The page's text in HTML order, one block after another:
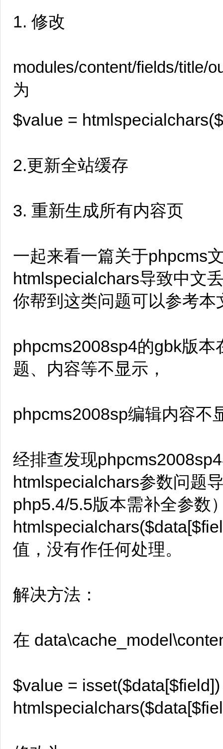
1. 修改
modules/content/fields/title/
为
$value =
2.更新全站缓存
3. 重新生成所有内容页
一起来看一篇关于phpcms
htmlspecialchars导致中文
你帮到这类问题可以参考
phpcms2008sp4的gbk版
题、内容等不显示，
phpcms2008sp编辑内容不
经排查发现
htmlspecialchars参数问题
php5.4/5.5版本需补全参数
值，没有作任何处理。
解决方法：
在
$value =